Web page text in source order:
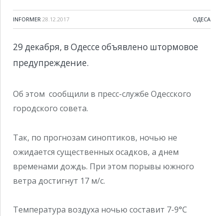
INFORMER 28.12.2017 ОДЕСА
29 декабря, в Одессе объявлено штормовое
предупреждение.
Об этом сообщили в пресс-службе Одесского
городского совета.
Так, по прогнозам синоптиков, ночью не
ожидается существенных осадков, а днем
временами дождь. При этом порывы южного
ветра достигнут 17 м/с.
Температура воздуха ночью составит 7-9°С